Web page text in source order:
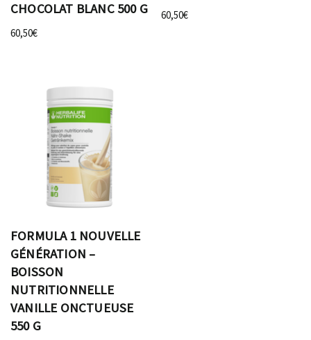
CHOCOLAT BLANC 500 G
60,50€
60,50€
FORMULA 1 NOUVELLE
GÉNÉRATION –
BOISSON
NUTRITIONNELLE
VANILLE ONCTUEUSE
550 G